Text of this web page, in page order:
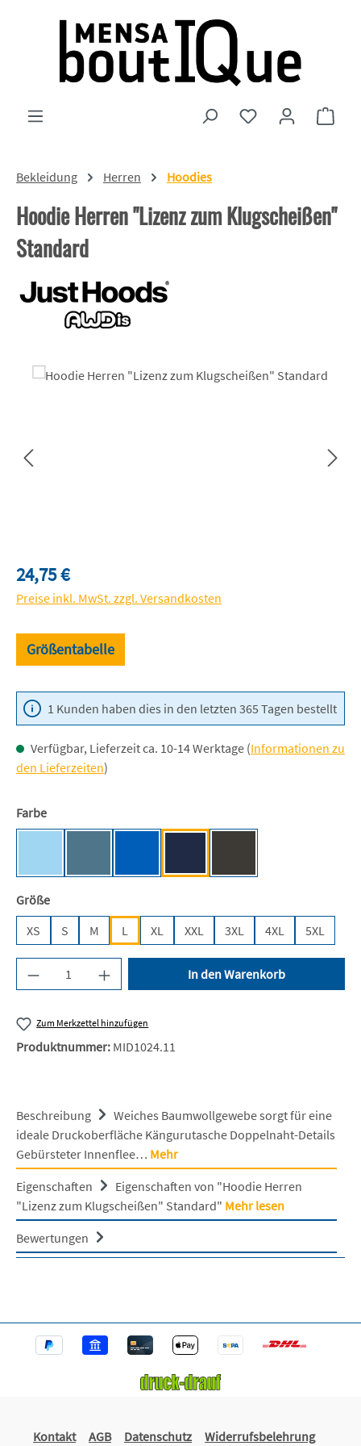
Zum Hauptinhalt springen
Du hast 0
Bekleidung Herren Hoodies
Hoodie Herren "Lizenz zum Klugscheißen"
Standard
Bildergalerie überspringen
Regulärer Preis:
24,75 €
Preise inkl. MwSt. zzgl. Versandkosten
Größentabelle
1 Kunden haben dies in den letzten 365 Tagen bestellt
Verfügbar, Lieferzeit ca. 10-14 Werktage (Informationen zu
den Lieferzeiten)
Farbeauswählen
Größeauswählen
XS
S M L XL XXL 3XL 4XL 5XL
Produkt Anzahl: Gib den gewünschten Wert
In den Warenkorb
Zum Merkzettel hinzufügen
Produktnummer: MID1024.11
Beschreibung
Weiches Baumwollgewebe sorgt für eine
ideale Druckoberfläche Kängurutasche Doppelnaht-Details
Gebürsteter Innenflee… Mehr
Eigenschaften
Eigenschaften von "Hoodie Herren
"Lizenz zum Klugscheißen" Standard" Mehr lesen
Bewertungen
Kontakt AGB Datenschutz Widerrufsbelehrung